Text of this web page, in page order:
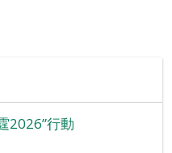
2026”行動